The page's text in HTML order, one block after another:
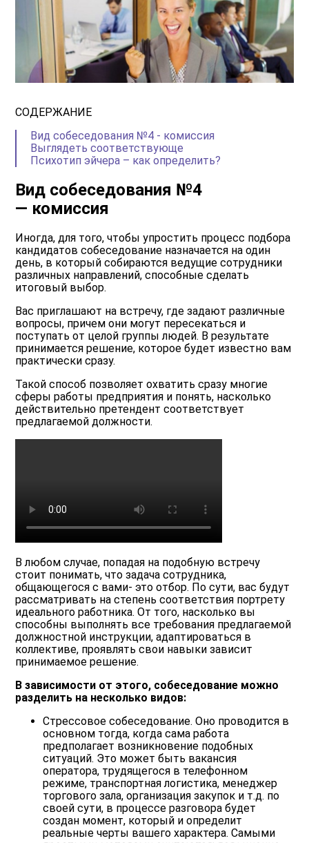
СОДЕРЖАНИЕ
Вид собеседования №4 - комиссия
Выглядеть соответствующе
Психотип эйчера – как определить?
Вид собеседования №4
— комиссия
Иногда, для того, чтобы упростить процесс подбора
кандидатов собеседование назначается на один
день, в который собираются ведущие сотрудники
различных направлений, способные сделать
итоговый выбор.
Вас приглашают на встречу, где задают различные
вопросы, причем они могут пересекаться и
поступать от целой группы людей. В результате
принимается решение, которое будет известно вам
практически сразу.
Такой способ позволяет охватить сразу многие
сферы работы предприятия и понять, насколько
действительно претендент соответствует
предлагаемой должности.
В любом случае, попадая на подобную встречу
стоит понимать, что задача сотрудника,
общающегося с вами- это отбор. По сути, вас будут
рассматривать на степень соответствия портрету
идеального работника. От того, насколько вы
способны выполнять все требования предлагаемой
должностной инструкции, адаптироваться в
коллективе, проявлять свои навыки зависит
принимаемое решение.
В зависимости от этого, собеседование можно
разделить на несколько видов:
Стрессовое собеседование. Оно проводится в
основном тогда, когда сама работа
предполагает возникновение подобных
ситуаций. Это может быть вакансия
оператора, трудящегося в телефонном
режиме, транспортная логистика, менеджер
торгового зала,организация закупок и т.д. по
своей сути, в процессе разговора будет
создан момент, который и определит
реальные черты вашего характера.Самыми